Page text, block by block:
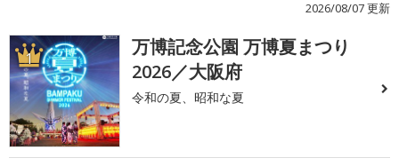
2026/08/07 更新
1
万博記念公園 万博夏まつり
2026／大阪府
令和の夏、昭和な夏